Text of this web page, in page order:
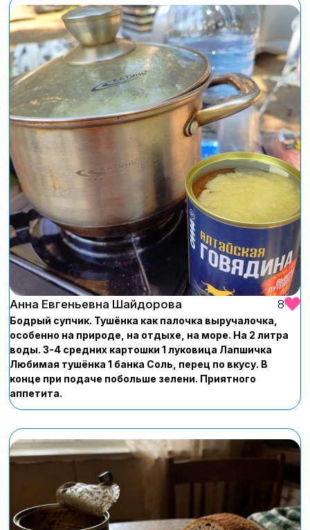
Анна Евгеньевна Шайдорова 8
Бодрый супчик. Тушёнка как палочка выручалочка,
особенно на природе, на отдыхе, на море. На 2 литра
воды. 3-4 средних картошки 1 луковица Лапшичка
Любимая тушёнка 1 банка Соль, перец по вкусу. В
конце при подаче побольше зелени. Приятного
аппетита.